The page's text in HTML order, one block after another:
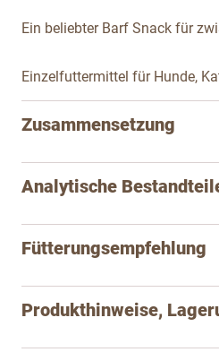
Ein beliebter Barf Snack für
Einzelfuttermittel für Hunde,
Zusammensetzung
Analytische
Fütterungsempfehlung
Produkthinweise,